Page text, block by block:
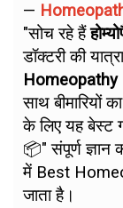
—
"सोच रहे हैं
डॉक्टरी की
साथ
के लिए यह बेस्ट
📦" संपूर्ण ज्ञान
में Best
जाता है।